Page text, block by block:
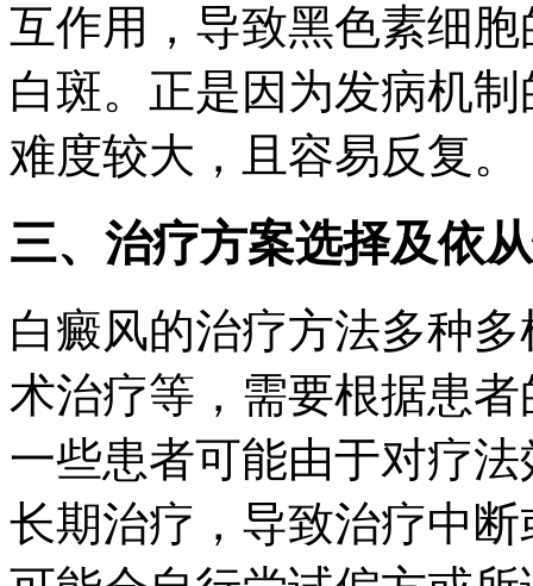
互作用，导致黑色素细
白斑。正是因为发病机
难度较大，且容易反复。
三、治疗方案选择及依
白癜风的治疗方法多种
术治疗等，需要根据患
一些患者可能由于对疗
长期治疗，导致治疗中